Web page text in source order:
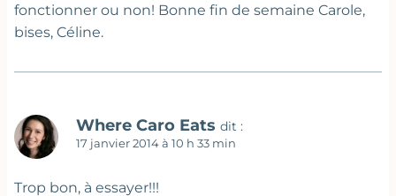
fonctionner ou non! Bonne fin de semaine Carole,
bises, Céline.
Where Caro Eats dit :
17 janvier 2014 à 10 h 33 min
Trop bon, à essayer!!!